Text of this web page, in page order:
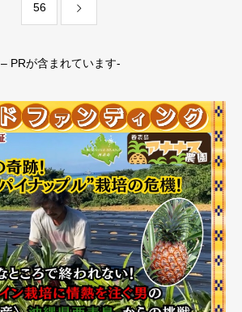
56
– PRが含まれています-